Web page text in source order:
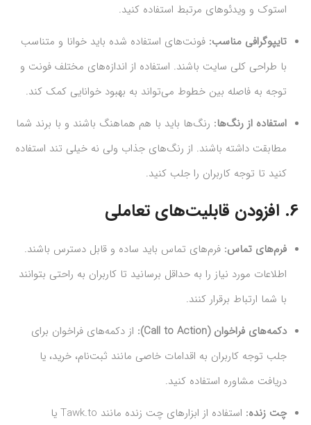
استوک و ویدئوهای مرتبط استفاده کنید.
تایپوگرافی مناسب: فونت‌های استفاده شده باید خوانا و متناسب
با طراحی کلی سایت باشند. استفاده از اندازه‌های مختلف فونت و
توجه به فاصله بین خطوط می‌تواند به بهبود خوانایی کمک کند.
استفاده از رنگ‌ها: رنگ‌ها باید با هم هماهنگ باشند و با برند شما
مطابقت داشته باشند. از رنگ‌های جذاب ولی نه خیلی تند استفاده
کنید تا توجه کاربران را جلب کنید.
6. افزودن قابلیت‌های تعاملی
فرم‌های تماس: فرم‌های تماس باید ساده و قابل دسترس باشند.
اطلاعات مورد نیاز را به حداقل برسانید تا کاربران به راحتی بتوانند
با شما ارتباط برقرار کنند.
دکمه‌های فراخوان (Call to Action):
از دکمه‌های فراخوان برای
جلب توجه کاربران به اقدامات خاصی مانند ثبت‌نام، خرید، یا
دریافت مشاوره استفاده کنید.
چت زنده:
استفاده از ابزارهای چت زنده مانند Tawk.to یا